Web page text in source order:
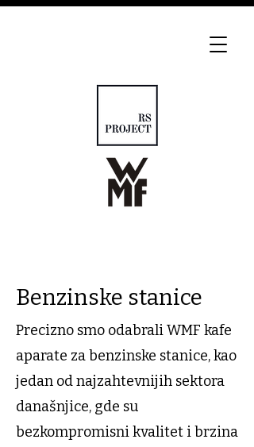
Benzinske stanice
Precizno smo odabrali WMF kafe
aparate za benzinske stanice, kao
jedan od najzahtevnijih sektora
današnjice, gde su
bezkompromisni kvalitet i brzina